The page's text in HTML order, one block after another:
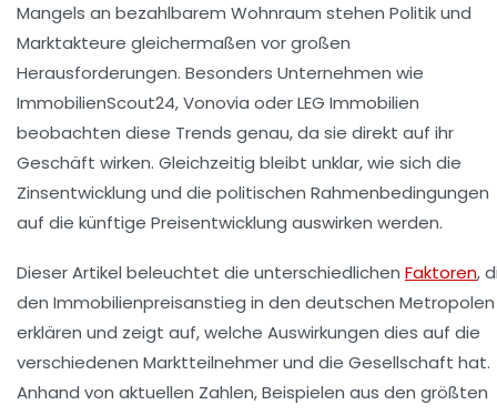
Mangels an bezahlbarem Wohnraum stehen Politik und
Marktakteure gleichermaßen vor großen
Herausforderungen. Besonders Unternehmen wie
ImmobilienScout24, Vonovia oder LEG Immobilien
beobachten diese Trends genau, da sie direkt auf ihr
Geschäft wirken. Gleichzeitig bleibt unklar, wie sich die
Zinsentwicklung und die politischen Rahmenbedingungen
auf die künftige Preisentwicklung auswirken werden.
Dieser Artikel beleuchtet die unterschiedlichen Faktoren,
den Immobilienpreisanstieg in den deutschen Metropolen
erklären und zeigt auf, welche Auswirkungen dies auf die
verschiedenen Marktteilnehmer und die Gesellschaft hat.
Anhand von aktuellen Zahlen, Beispielen aus den größten